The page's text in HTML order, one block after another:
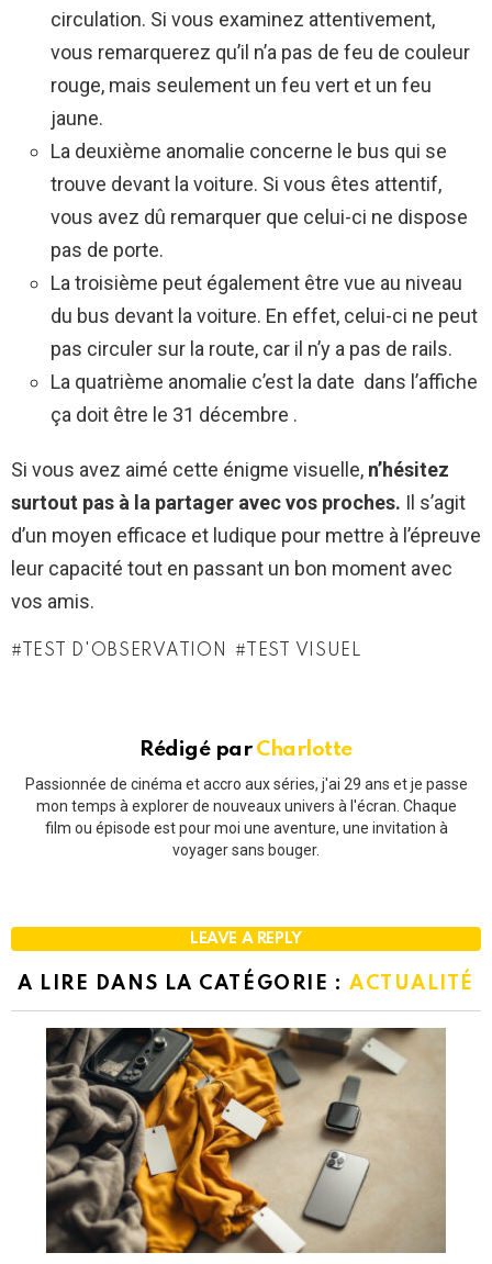
circulation. Si vous examinez attentivement,
vous remarquerez qu’il n’a pas de feu de couleur
rouge, mais seulement un feu vert et un feu
jaune.
La deuxième anomalie concerne le bus qui se
trouve devant la voiture. Si vous êtes attentif,
vous avez dû remarquer que celui-ci ne dispose
pas de porte.
La troisième peut également être vue au niveau
du bus devant la voiture. En effet, celui-ci ne peut
pas circuler sur la route, car il n’y a pas de rails.
La quatrième anomalie c’est la date dans l’affiche
ça doit être le 31 décembre .
Si vous avez aimé cette énigme visuelle, n’hésitez
surtout pas à la partager avec vos proches. Il s’agit
d’un moyen efficace et ludique pour mettre à l’épreuve
leur capacité tout en passant un bon moment avec
vos amis.
TEST D'OBSERVATION TEST VISUEL
Rédigé par Charlotte
Passionnée de cinéma et accro aux séries, j'ai 29 ans et je passe
mon temps à explorer de nouveaux univers à l'écran. Chaque
film ou épisode est pour moi une aventure, une invitation à
voyager sans bouger.
LEAVE A REPLY
A LIRE DANS LA CATÉGORIE : ACTUALITÉ